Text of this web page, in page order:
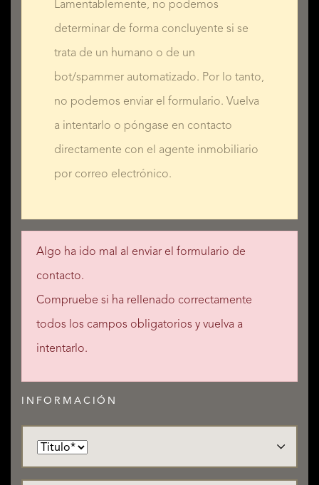
Lamentablemente, no podemos
determinar de forma concluyente si se
trata de un humano o de un
bot/spammer automatizado. Por lo tanto,
no podemos enviar el formulario. Vuelva
a intentarlo o póngase en contacto
directamente con el agente inmobiliario
por correo electrónico.
Algo ha ido mal al enviar el formulario de
contacto.
Compruebe si ha rellenado correctamente
todos los campos obligatorios y vuelva a
intentarlo.
INFORMACIÓN